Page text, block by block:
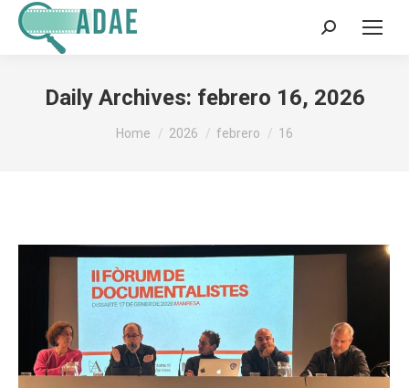
Search:
Daily Archives: febrero 16, 2026
You are here:
Home 2026 febrero 16